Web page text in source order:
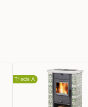
Trieda A